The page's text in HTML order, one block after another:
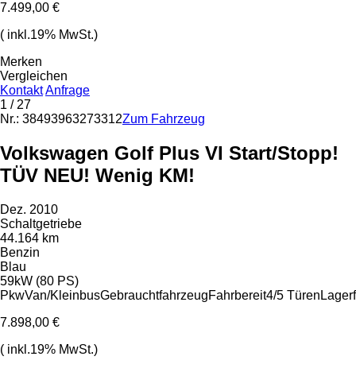
7.499,00 €
( inkl.19% MwSt.)
Merken
Vergleichen
KontaktAnfrage
1 / 27
Nr.: 38493963273312Zum Fahrzeug
Volkswagen Golf Plus VI Start/Stopp!
TÜV NEU! Wenig KM!
Dez. 2010
Schaltgetriebe
44.164 km
Benzin
Blau
59kW (80 PS)
PkwVan/KleinbusGebrauchtfahrzeugFahrbereit4/5 Türen
7.898,00 €
( inkl.19% MwSt.)